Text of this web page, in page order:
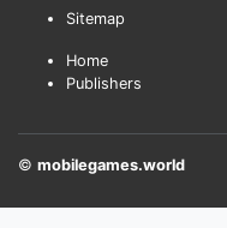
Sitemap
Home
Publishers
© mobilegames.world